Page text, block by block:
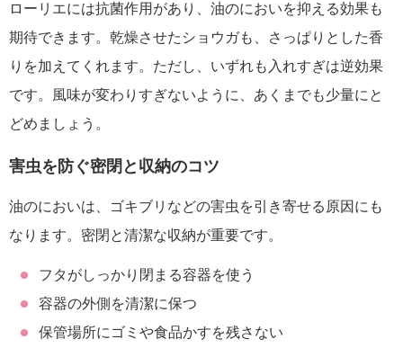
ローリエには抗菌作用があり、油のにおいを抑える効果も
期待できます。乾燥させたショウガも、さっぱりとした香
りを加えてくれます。ただし、いずれも入れすぎは逆効果
です。風味が変わりすぎないように、あくまでも少量にと
どめましょう。
害虫を防ぐ密閉と収納のコツ
油のにおいは、ゴキブリなどの害虫を引き寄せる原因にも
なります。密閉と清潔な収納が重要です。
フタがしっかり閉まる容器を使う
容器の外側を清潔に保つ
保管場所にゴミや食品かすを残さない